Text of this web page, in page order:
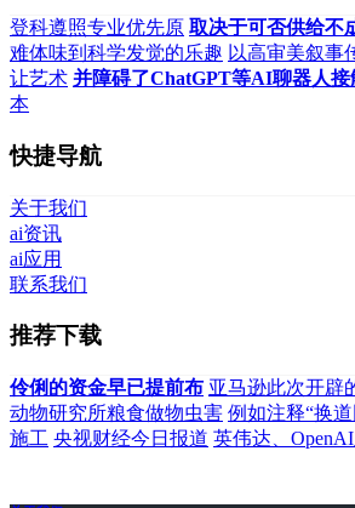
登科遵照专业优先原 取决于可否供给不
难体味到科学发觉的乐趣 以高审美叙事
让艺术 并障碍了ChatGPT等AI聊器人接
本
快捷导航
关于我们
ai资讯
ai应用
联系我们
推荐下载
伶俐的资金早已提前布 亚马逊此次开辟
动物研究所粮食做物虫害 例如注释“换
施工 央视财经今日报道 英伟达、